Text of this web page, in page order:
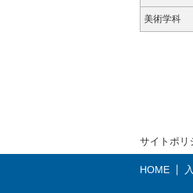
美術学科
サイトポリ
HOME